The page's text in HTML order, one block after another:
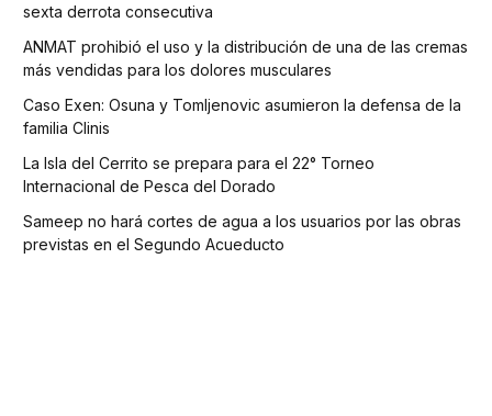
sexta derrota consecutiva
ANMAT prohibió el uso y la distribución de una de las cremas
más vendidas para los dolores musculares
Caso Exen: Osuna y Tomljenovic asumieron la defensa de la
familia Clinis
La Isla del Cerrito se prepara para el 22° Torneo
Internacional de Pesca del Dorado
Sameep no hará cortes de agua a los usuarios por las obras
previstas en el Segundo Acueducto